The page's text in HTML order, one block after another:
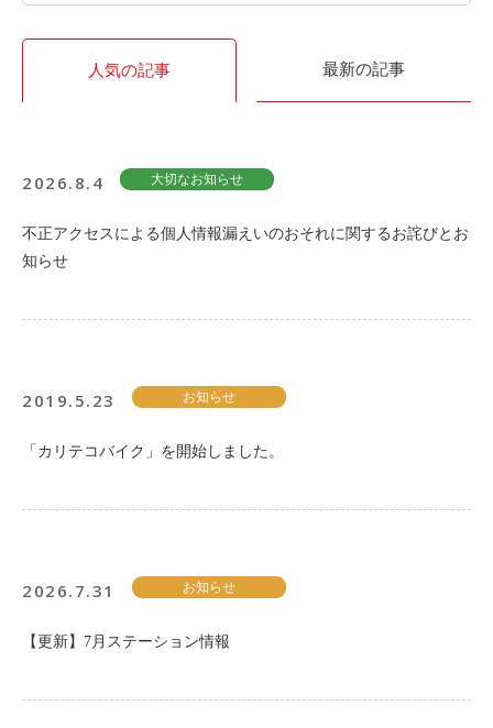
個人のお客様
料金プラン
ご入会方法
学生はおトク！
マイナ免許証
料金プラン
利用シーン
ご入会方法
人気の記事 最新の記事
2026.8.4 大切なお知らせ
不正アクセスによる個人情報漏えいのおそれに関するお詫びとお
知らせ
2019.5.23 お知らせ
「カリテコバイク」を開始しました。
2026.7.31 お知らせ
【更新】7月ステーション情報